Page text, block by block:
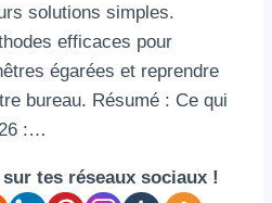
solutions simples.
efficaces pour
égarées et reprendre
bureau. Résumé : Ce qui
:…
tes réseaux sociaux !